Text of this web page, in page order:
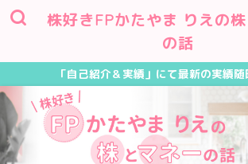
株好きFPかたやま りえの
の話
「自己紹介＆実績」にて最新の実績随